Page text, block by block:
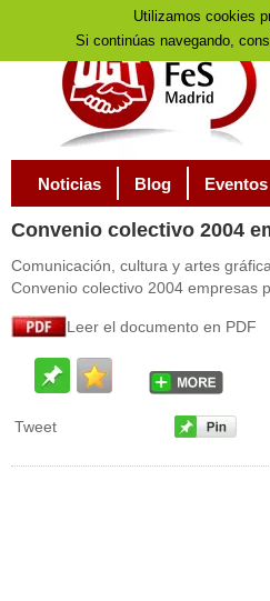
Noticias Blog Eventos
Convenio colectivo 2004
Comunicación, cultura y artes
Convenio colectivo 2004 empresas
Leer el documento en PDF
Tweet
Utilizamos cookies
Si continúas navegando,